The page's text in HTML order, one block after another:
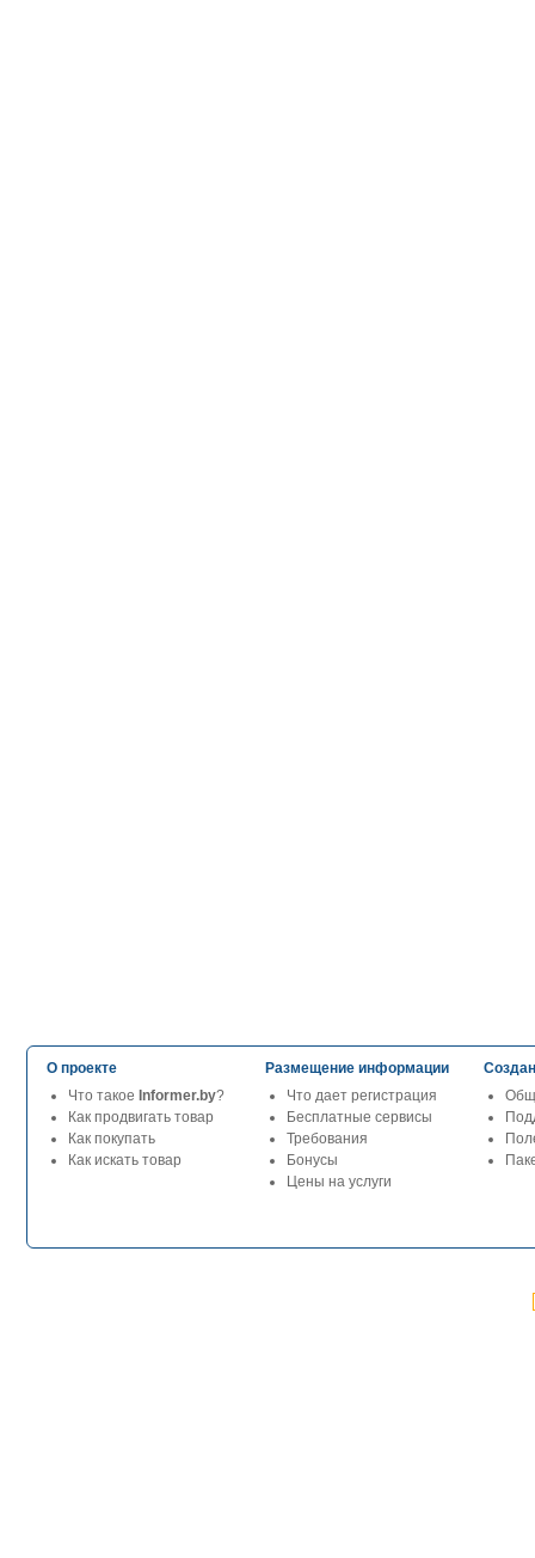
О проекте
Что такое Informer.by?
Как продвигать товар
Как покупать
Как искать товар
Размещение информации
Что дает регистрация
Бесплатные сервисы
Требования
Бонусы
Цены на услуги